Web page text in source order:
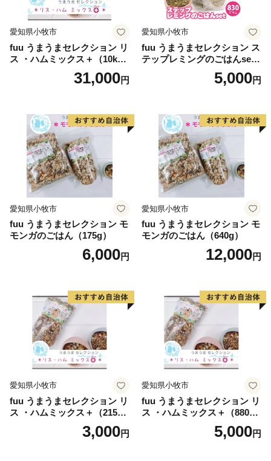
平成31年3月、400年の時を越えてついに尼崎城が蘇り
ました。
愛知県小牧市
fuu うまうまセレクション リ
ス ・ハムミックス＋（10k
31,000円
愛知県小牧市
fuu うまうまセレクション ス
テップレミングのごはんset
5,000円
愛知県小牧市
fuu うまうまセレクション モ
モンガのごはん（175g）
6,000円
愛知県小牧市
fuu うまうまセレクション モ
モンガのごはん（640g）
12,000円
愛知県小牧市
fuu うまうまセレクション リ
ス ・ハムミックス＋（215
3,000円
愛知県小牧市
fuu うまうまセレクション リ
ス ・ハムミックス＋（880
5,000円